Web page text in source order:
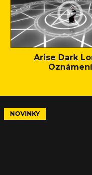
Arise Dark
Oznámení
NOVINKY